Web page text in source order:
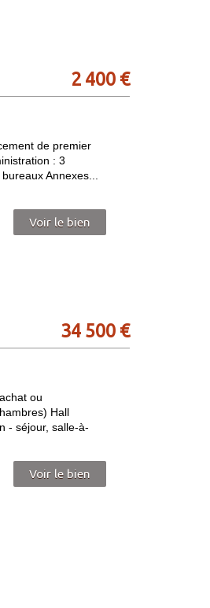
2 400 €
de premier
: 3
Annexes...
Voir le bien
34 500 €
ou
Hall
- séjour, salle-à-
Voir le bien